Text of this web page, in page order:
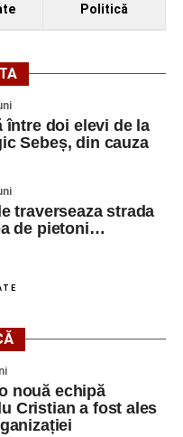
Politică
între doi elevi de la
Sebeș, din cauza
traverseaza strada
de pietoni…
nouă echipă
Cristian a fost ales